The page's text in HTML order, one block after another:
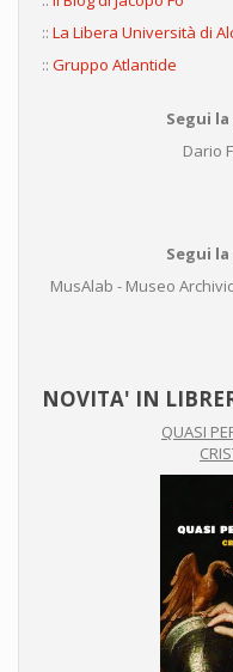
:: La Libera Università di
:: Gruppo Atlantide
Segui
Dario
Segui
MusAlab - Museo
NOVITA' IN
QUASI